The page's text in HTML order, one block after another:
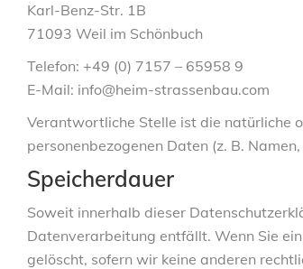
Karl-Benz-Str. 1B
71093 Weil im Schönbuch
Telefon: +49 (0) 7157 – 65958 9
E-Mail: info@heim-strassenbau.com
Verantwortliche Stelle ist die natürliche
personenbezogenen Daten (z. B.
Speicherdauer
Soweit innerhalb dieser
Datenverarbeitung entfällt. Wenn Sie
gelöscht, sofern wir keine anderen